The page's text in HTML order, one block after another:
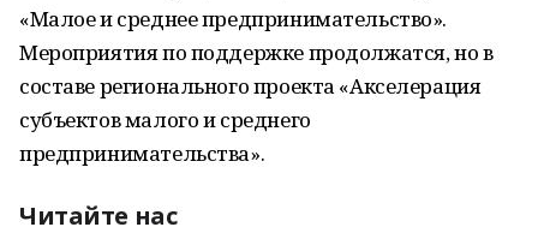
«Малое и среднее предпринимательство».
Мероприятия по поддержке продолжатся, но в
составе регионального проекта «Акселерация
субъектов малого и среднего
предпринимательства».
Читайте нас